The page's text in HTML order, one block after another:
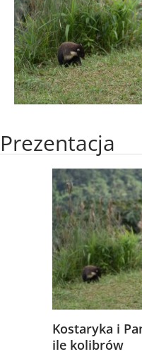
Prezentacja
Kostaryka i
ile kolibrów